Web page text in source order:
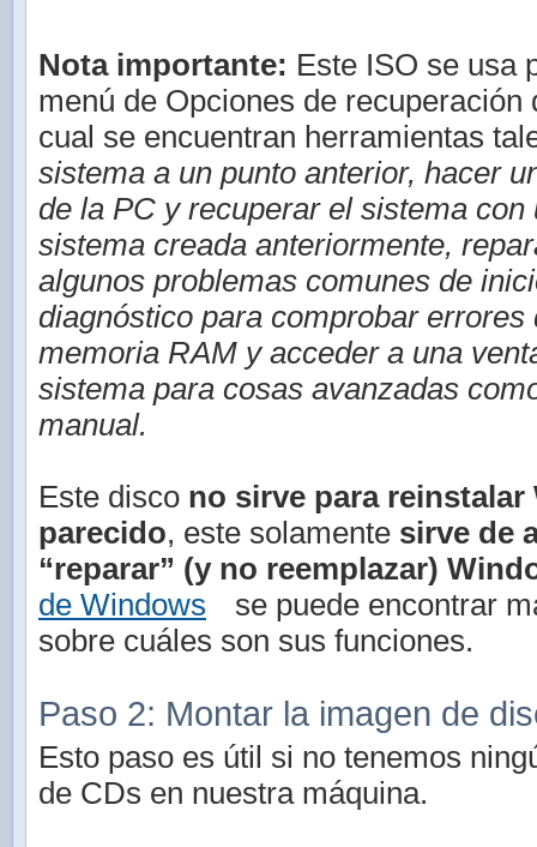
Nota importante: Este ISO se usa
menú de Opciones de recuperación
cual se encuentran herramientas
sistema a un punto anterior, hacer
de la PC y recuperar el sistema con
sistema creada anteriormente,
algunos problemas comunes de
diagnóstico para comprobar errores
memoria RAM y acceder a una
sistema para cosas avanzadas
manual.
Este disco no sirve para
parecido, este solamente sirve de
“reparar” (y no reemplazar)
de Windows
se puede encontrar
sobre cuáles son sus funciones.
Paso 2: Montar la imagen de
Esto paso es útil si no tenemos
de CDs en nuestra máquina.